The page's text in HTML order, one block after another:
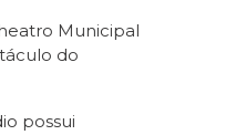
Municipal
do
possui